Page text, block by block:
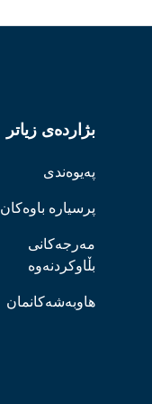
بژاردەی زیاتر
پەیوەندی
پرسیارە باوەکان
مەرجەکانی
بڵاوکردنەوە
هاوبەشەکانمان